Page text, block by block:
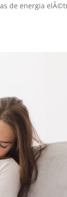
de energia